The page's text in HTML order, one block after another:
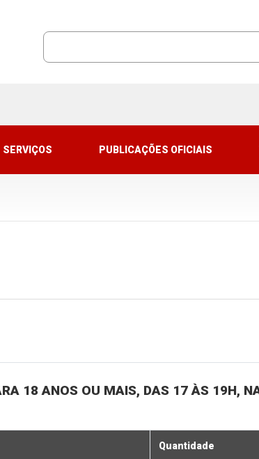
SERVIÇOS PUBLICAÇÕES OFICIAIS
18 ANOS OU MAIS, DAS 17 ÀS 19H,
Quantidade